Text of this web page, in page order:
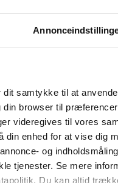
dit samtykke til at
din browser til
videregives til vores
din enhed for at vise dig
og
tjenester. Se mere
Du kan altid